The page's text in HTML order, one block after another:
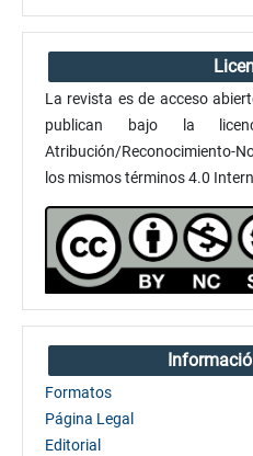
La revista es de acceso
publican bajo la
Atribución/Reconocimiento-
los mismos términos 4.0
Formatos
Página Legal
Editorial